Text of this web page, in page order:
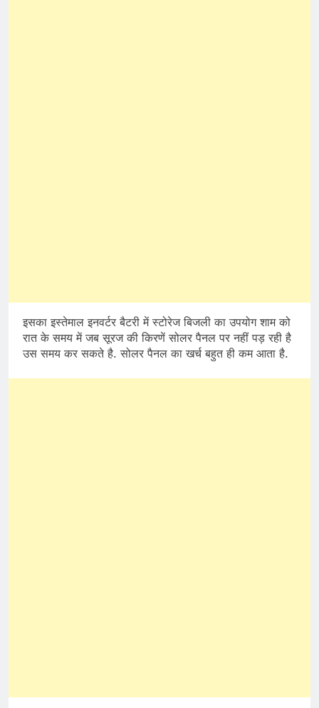
इसका इस्तेमाल इनवर्टर बैटरी में स्टोरेज बिजली का उपयोग शाम को
रात के समय में जब सूरज की किरणें सोलर पैनल पर नहीं पड़ रही है
उस समय कर सकते है. सोलर पैनल का खर्च बहुत ही कम आता है.